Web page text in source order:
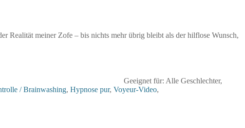
Realität meiner Zofe – bis nichts mehr übrig bleibt als der hilflose Wunsch,
Geeignet für: Alle Geschlechter,
/ Brainwashing, Hypnose pur, Voyeur-Video,